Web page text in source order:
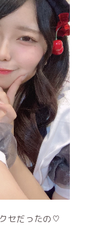
セだったの♡